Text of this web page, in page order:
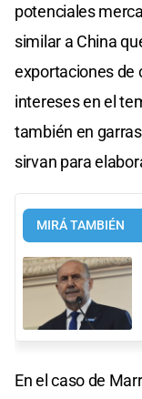
potenciales
similar a China
exportaciones de
intereses en el
también en
sirvan para
MIRÁ TAMBIÉN
En el caso de